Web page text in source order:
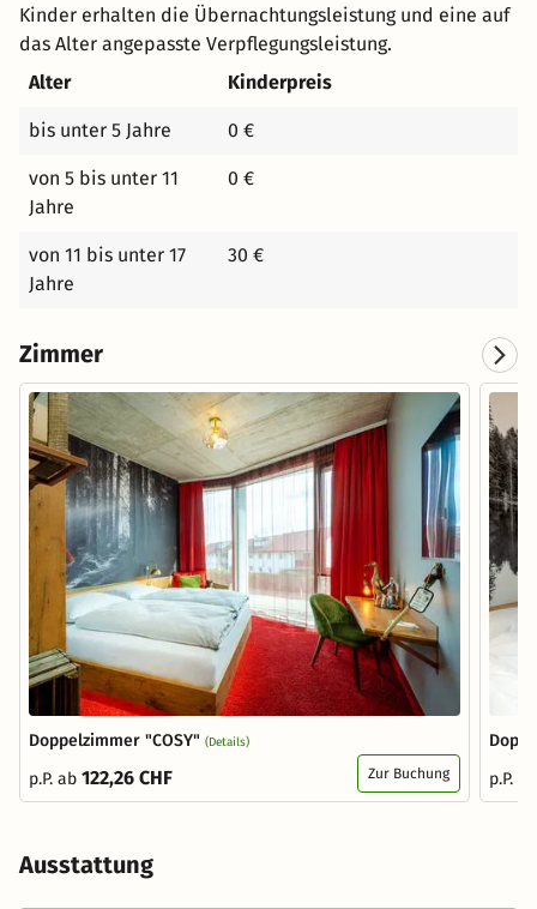
Kinder erhalten die Übernachtungsleistung und eine auf
das Alter angepasste Verpflegungsleistung.
Alter
Kinderpreis
bis unter 5 Jahre 0 €
von 5 bis unter 11
Jahre
0 €
von 11 bis unter 17
Jahre
30 €
Zimmer
Doppelzimmer "COSY" (Details)
p.P. ab 122,26 CHF Zur Buchung
p.P.
Ausstattung